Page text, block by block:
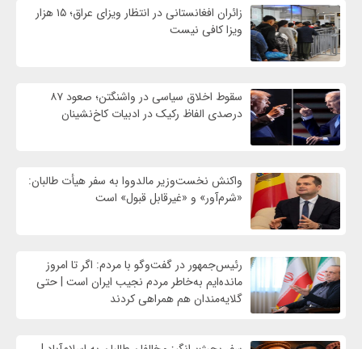
زائران افغانستانی در انتظار ویزای عراق؛ ۱۵ هزار
ویزا کافی نیست
سقوط اخلاق سیاسی در واشنگتن؛ صعود ۸۷
درصدی الفاظ رکیک در ادبیات کاخ‌نشینان
واکنش نخست‌وزیر مالدووا به سفر هیأت طالبان:
«شرم‌آور» و «غیرقابل قبول» است
رئیس‌جمهور در گفت‌وگو با مردم: اگر تا امروز
مانده‌ایم به‌خاطر مردم نجیب ایران است | حتی
گلایه‌مندان هم همراهی کردند